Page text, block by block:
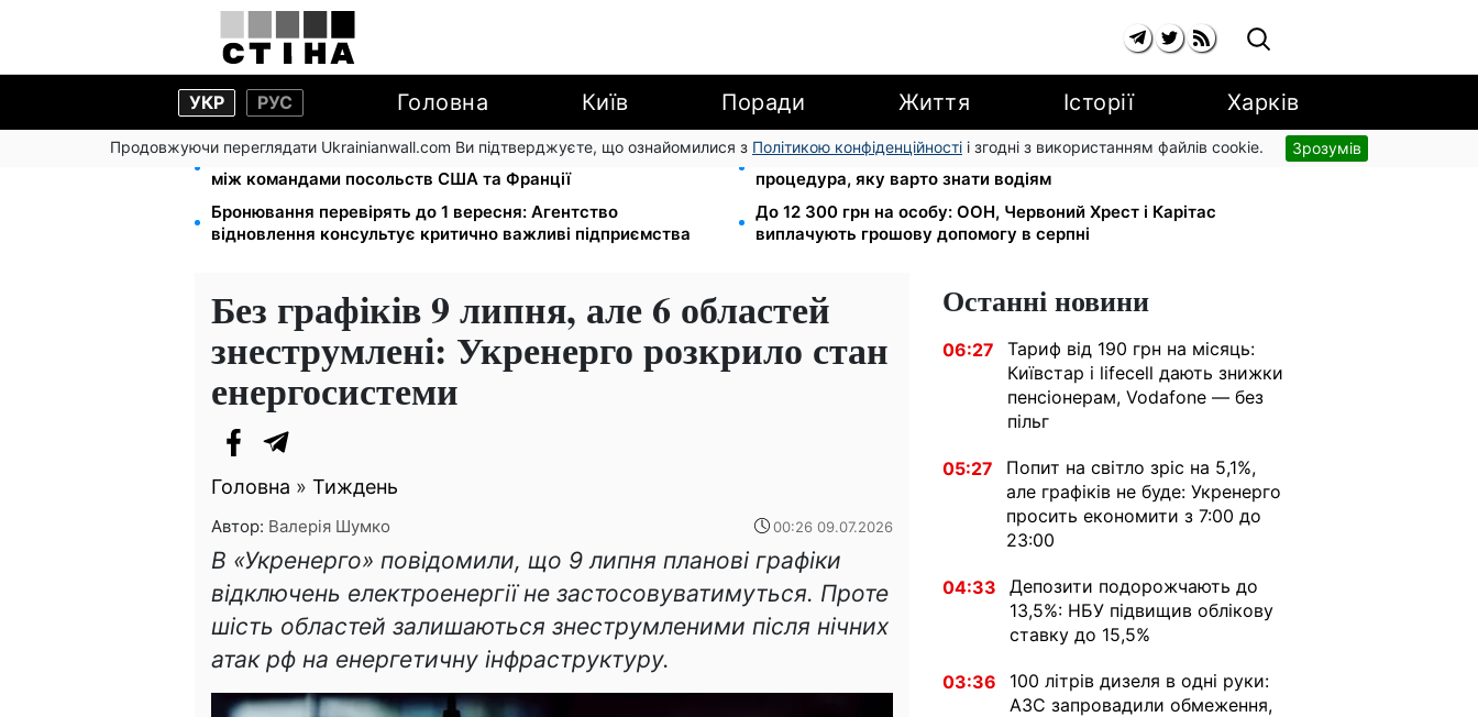
УКР РУС Головна Київ Поради Життя Історії Харків
Продовжуючи переглядати Ukrainianwall.com Ви підтверджуєте, що ознайомилися з Політикою конфіденційності і згодні з використанням файлів cookie. Зрозумів
На стадіоні «Спартак» у Києві відбувся товариський матч
між командами посольств США та Франції
Права із Саудівської Аравії обміняли на українські:
процедура, яку варто знати водіям
Бронювання перевірять до 1 вересня: Агентство
відновлення консультує критично важливі підприємства
До 12 300 грн на особу: ООН, Червоний Хрест і Карітас
виплачують грошову допомогу в серпні
Без графіків 9 липня, але 6 областей
знеструмлені: Укренерго розкрило стан
енергосистеми
Головна » Тиждень
Автор: Валерія Шумко 00:26 09.07.2026
В «Укренерго» повідомили, що 9 липня планові графіки
відключень електроенергії не застосовуватимуться. Проте
шість областей залишаються знеструмленими після нічних
атак рф на енергетичну інфраструктуру.
Останні новини
06:27
Тариф від 190 грн на місяць:
Київстар і lifecell дають знижки
пенсіонерам, Vodafone — без
пільг
05:27
Попит на світло зріс на 5,1%,
але графіків не буде: Укренерго
просить економити з 7:00 до
23:00
04:33
Депозити подорожчають до
13,5%: НБУ підвищив облікову
ставку до 15,5%
03:36
100 літрів дизеля в одні руки:
АЗС запровадили обмеження,